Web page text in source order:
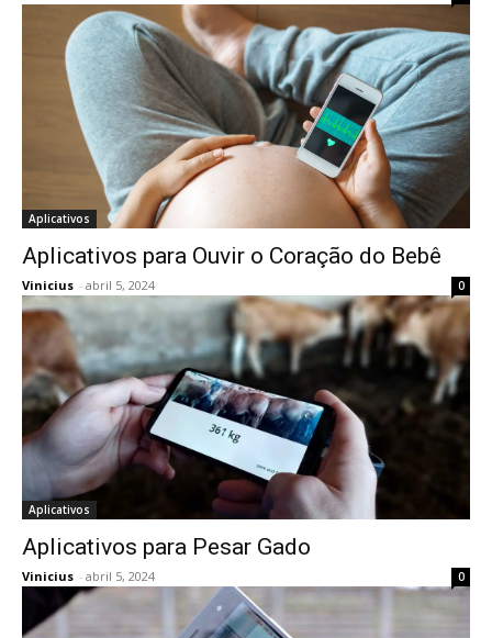
Aplicativos
Aplicativos para Ouvir o Coração do Bebê
Vinicius - abril 5, 2024 0
Aplicativos
Aplicativos para Pesar Gado
Vinicius - abril 5, 2024 0